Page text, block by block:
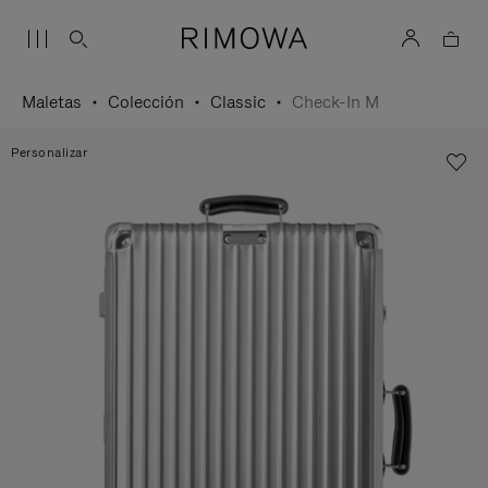
Maletas Colección Classic Check-In M
Personalizar